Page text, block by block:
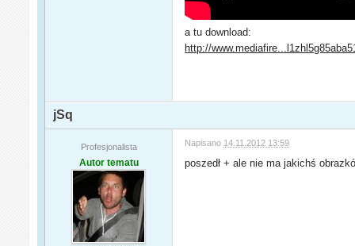
a tu download:
http://
jSq
Profesjonalista
Autor tematu
Napisano 14.11.2012 13:59
poszedł + ale nie ma jakichś